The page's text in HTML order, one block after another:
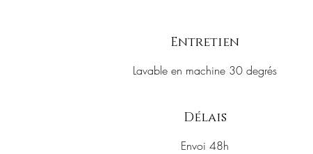
Entretien
Lavable en machine 30 degrés
Délais
Envoi 48h